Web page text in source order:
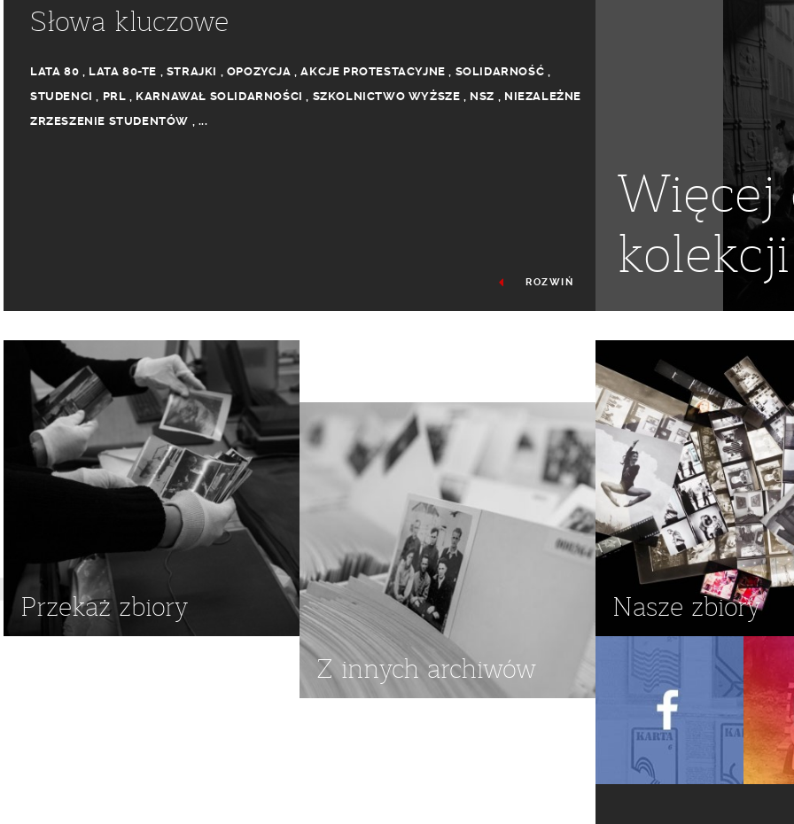
Słowa kluczowe
LATA 80 , LATA 80-TE , STRAJKI , OPOZYCJA ,AKCJE PROTESTACYJNE , SOLIDARNOŚĆ ,
STUDENCI , PRL , KARNAWAŁ SOLIDARNOŚCI , SZKOLNICTWO WYŻSZE , NSZ , NIEZALEŻNE
ZRZESZENIE STUDENTÓW , ...
SZKOŁA GŁÓWNA GOSPODARSTWA WIEJSKIEGO
ROZWIŃ
Więcej
kolekcji
Przekaż zbiory
Z innych archiwów
Nasze zbiory